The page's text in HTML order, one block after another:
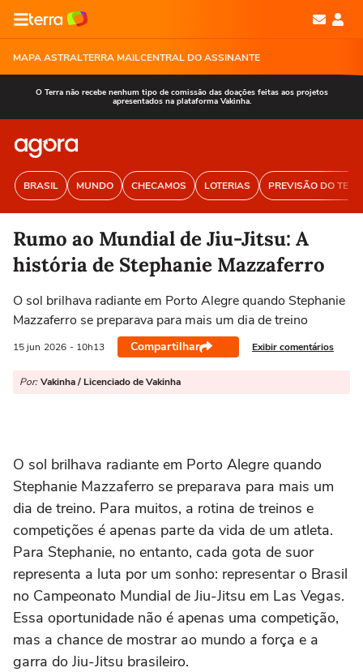
MAPA ASTRALTERRA MAILCENTRAL DO ASSINANTE
O Terra não recebe nenhum tipo de comissão das doações feitas aos projetos
apresentados na plataforma Vakinha.
BRASIL MUNDO CHECAMOS LOTERIAS PREVISÃO DO
Rumo ao Mundial de Jiu-Jitsu: A
história de Stephanie Mazzaferro
O sol brilhava radiante em Porto Alegre quando Stephanie
Mazzaferro se preparava para mais um dia de treino
15 jun 2026 - 10h13 Compartilhar Exibir comentários
Por: Vakinha / Licenciado de Vakinha
O sol brilhava radiante em Porto Alegre quando
Stephanie Mazzaferro se preparava para mais um
dia de treino. Para muitos, a rotina de treinos e
competições é apenas parte da vida de um atleta.
Para Stephanie, no entanto, cada gota de suor
representa a luta por um sonho: representar o Brasil
no Campeonato Mundial de Jiu-Jitsu em Las Vegas.
Essa oportunidade não é apenas uma competição,
mas a chance de mostrar ao mundo a força e a
garra do Jiu-Jitsu brasileiro.